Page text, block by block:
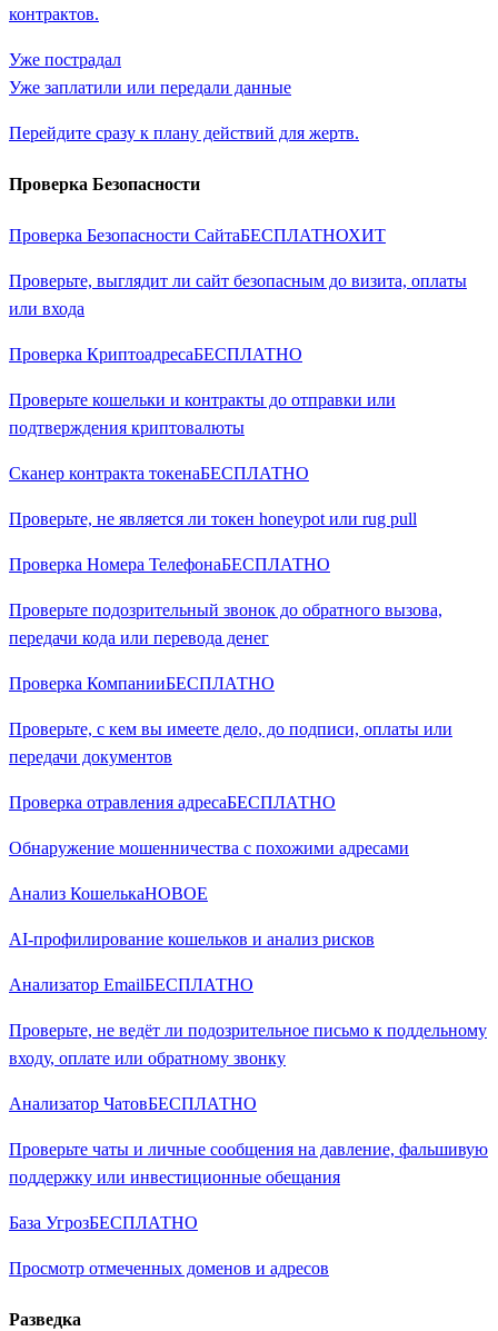
контрактов.
Уже пострадал
Уже заплатили или передали данные
Перейдите сразу к плану действий для жертв.
Проверка Безопасности
Проверка Безопасности СайтаБЕСПЛАТНОХИТ
Проверьте, выглядит ли сайт безопасным до визита, оплаты
или входа
Проверка КриптоадресаБЕСПЛАТНО
Проверьте кошельки и контракты до отправки или
подтверждения криптовалюты
Сканер контракта токенаБЕСПЛАТНО
Проверьте, не является ли токен honeypot или rug pull
Проверка Номера ТелефонаБЕСПЛАТНО
Проверьте подозрительный звонок до обратного вызова,
передачи кода или перевода денег
Проверка КомпанииБЕСПЛАТНО
Проверьте, с кем вы имеете дело, до подписи, оплаты или
передачи документов
Проверка отравления адресаБЕСПЛАТНО
Обнаружение мошенничества с похожими адресами
Анализ КошелькаНОВОЕ
AI-профилирование кошельков и анализ рисков
Анализатор EmailБЕСПЛАТНО
Проверьте, не ведёт ли подозрительное письмо к поддельному
входу, оплате или обратному звонку
Анализатор ЧатовБЕСПЛАТНО
Проверьте чаты и личные сообщения на давление, фальшивую
поддержку или инвестиционные обещания
База УгрозБЕСПЛАТНО
Просмотр отмеченных доменов и адресов
Разведка